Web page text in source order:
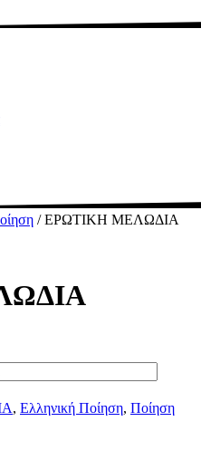
/ ΕΡΩΤΙΚΗ ΜΕΛΩΔΙΑ
, Ελληνική Ποίηση, Ποίηση